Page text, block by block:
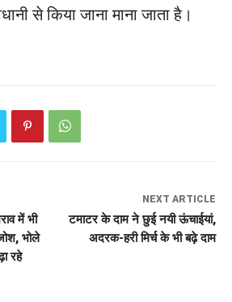
से किया जाना माना जाता है।
में भी
भोले
रहे
NEXT ARTICLE
टमाटर के दाम ने छुई नयी ऊंचाईयां,
अदरक-हरी मिर्च के भी बढ़े दाम